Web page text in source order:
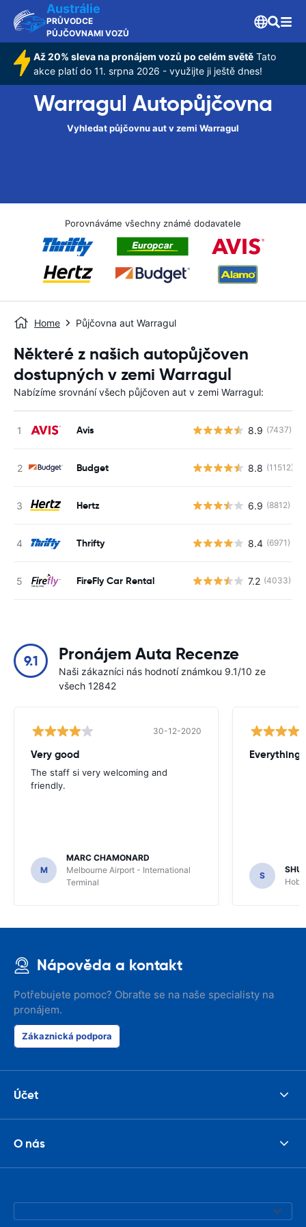
Austrálie
PRŮVODCE
PŮJČOVNAMI VOZŮ
Až 20% sleva na pronájem vozů po celém světě Tato
akce platí do 11. srpna 2026 - využijte ji ještě dnes!
Warragul Autopůjčovna
Vyhledat půjčovnu aut v zemi Warragul
Porovnáváme všechny známé dodavatele
Home Půjčovna aut Warragul
Některé z našich autopůjčoven
dostupných v zemi Warragul
Nabízíme srovnání všech půjčoven aut v zemi Warragul:
Avis 8.9 (7437)
Budget 8.8 (11512)
Hertz 6.9 (8812)
Thrifty 8.4 (6971)
FireFly Car Rental 7.2 (4033)
9.1 Pronájem Auta Recenze
Naši zákazníci nás hodnotí známkou 9.1/10 ze
všech 12842
30-12-2020
Very good
The staff si very welcoming and
friendly.
M
MARC CHAMONARD
Melbourne Airport - International
Terminal
Everything
S
Nápověda a kontakt
Potřebujete pomoc? Obraťte se na naše specialisty na
pronájem.
Zákaznická podpora
Účet
O nás